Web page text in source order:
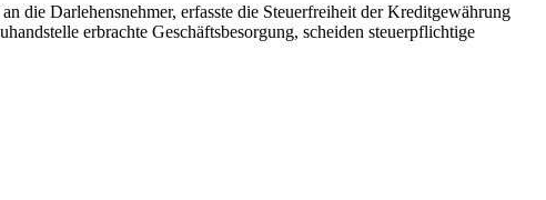
die Darlehensnehmer, erfasste die Steuerfreiheit der Kreditgewährung
erbrachte Geschäftsbesorgung, scheiden steuerpflichtige